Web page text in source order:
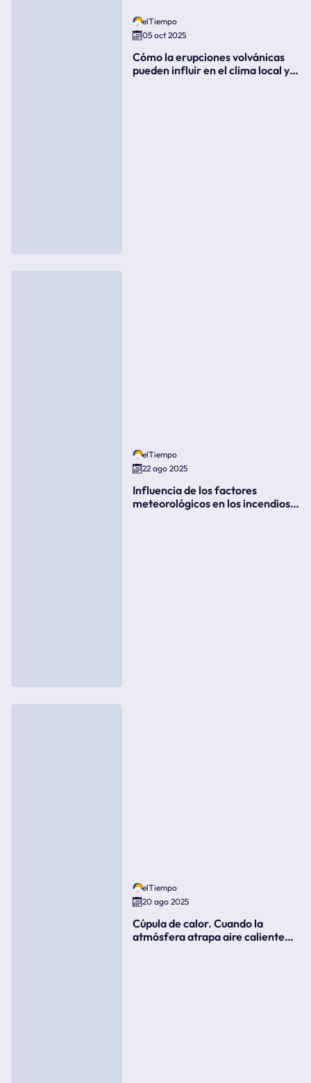
elTiempo
05 oct 2025
Cómo la erupciones volvánicas
pueden influir en el clima local y
elTiempo
22 ago 2025
Influencia de los factores
meteorológicos en los incendios
elTiempo
20 ago 2025
Cúpula de calor. Cuando la
atmósfera atrapa aire caliente